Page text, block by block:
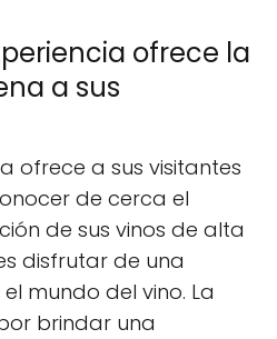
ofrece la
a sus
ofrece a sus visitantes
de cerca el
de sus vinos de alta
disfrutar de una
mundo del vino. La
brindar una